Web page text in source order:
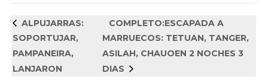
ALPUJARRAS:
SOPORTUJAR,
PAMPANEIRA,
LANJARON
COMPLETO:ESCAPADA A
MARRUECOS: TETUAN, TANGER,
ASILAH, CHAUOEN 2 NOCHES 3
DIAS